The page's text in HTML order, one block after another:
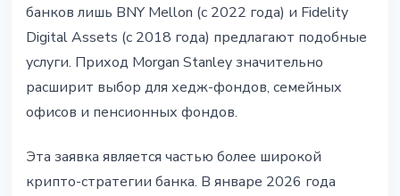
банков лишь BNY Mellon (с 2022 года) и Fidelity
Digital Assets (с 2018 года) предлагают подобные
услуги. Приход Morgan Stanley значительно
расширит выбор для хедж-фондов, семейных
офисов и пенсионных фондов.
Эта заявка является частью более широкой
крипто-стратегии банка. В январе 2026 года